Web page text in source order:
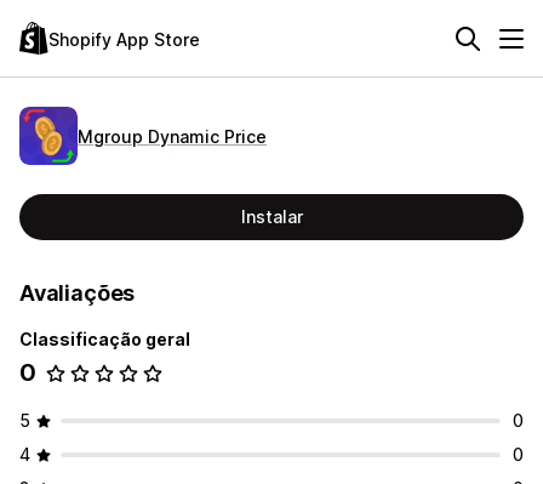
Shopify App Store
Mgroup Dynamic Price
Instalar
Avaliações
Classificação geral
0
5
0
4
0